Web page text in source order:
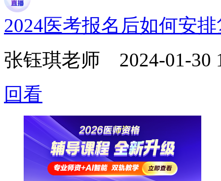
2024医考报名后如何安
张钰琪老师 2024-01-30
回看